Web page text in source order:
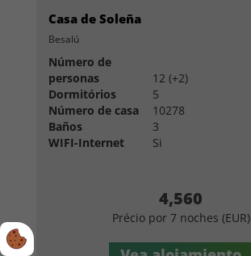
Casa de Soleña
Besalú
Número de
personas
12 (+2)
Dormitórios
5
Número de casa
10278
Baños
3
WIFI-Internet
Si
4,560
Précio por 7 noches (EUR)